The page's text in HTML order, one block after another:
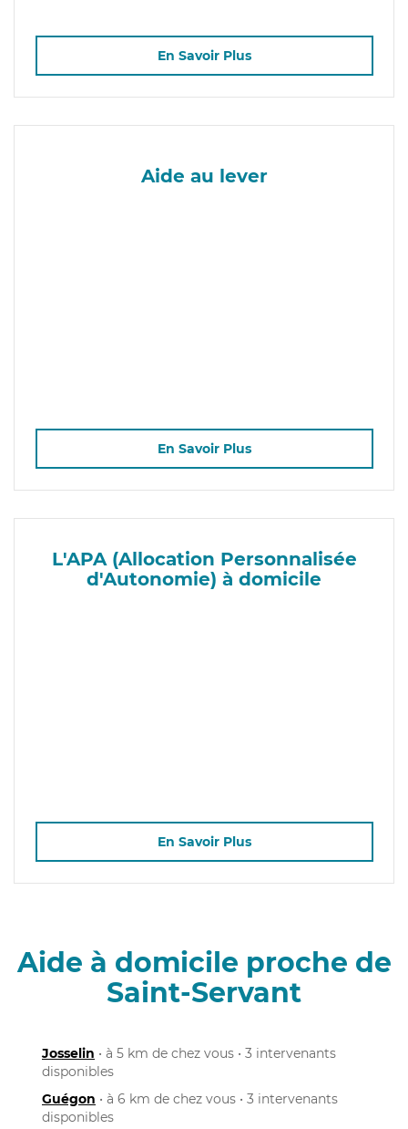
En Savoir Plus
Aide au lever
En Savoir Plus
L'APA (Allocation Personnalisée
d'Autonomie) à domicile
En Savoir Plus
Aide à domicile proche de
Saint-Servant
Josselin • à 5 km de chez vous • 3 intervenants
disponibles
Guégon • à 6 km de chez vous • 3 intervenants
disponibles